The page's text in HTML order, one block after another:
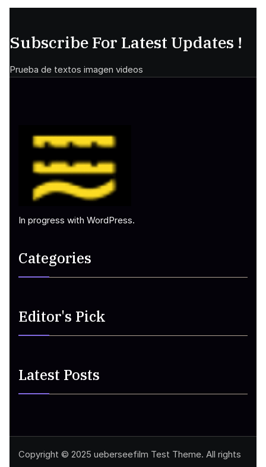
Subscribe For Latest Updates !
Prueba de textos imagen videos
In progress with WordPress.
Categories
Editor's Pick
Latest Posts
Copyright © 2025 ueberseefilm Test Theme. All rights